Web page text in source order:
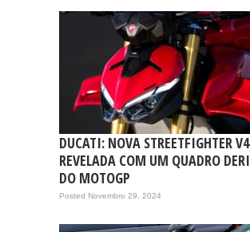
DUCATI: NOVA STREETFIGHTER V4
REVELADA COM UM QUADRO
DO MOTOGP
Posted Novembro 29, 2024